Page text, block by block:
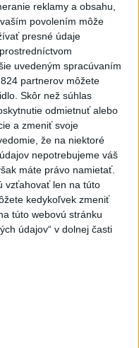
reklamy a obsahu,
povolením môže
presné údaje
uvedeným spracúvaním
partnerov môžete
Skôr než súhlas
odmietnuť alebo
a zmeniť svoje
že na niektoré
nepotrebujeme váš
máte právo namietať.
vzťahovať len na túto
kedykoľvek zmeniť
túto webovú stránku
údajov“ v dolnej časti
seniorov na
podvodníkov
nebude to správne
pôšt, všetky majú
riešenie pre